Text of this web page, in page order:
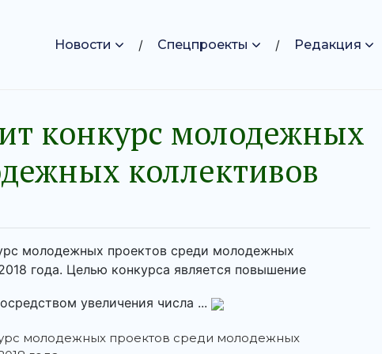
Новости Спецпроекты Редакция
конкурс молодежных
коллективов
молодежных проектов среди молодежных
года. Целью конкурса является повышение
увеличения числа ...
молодежных проектов среди молодежных